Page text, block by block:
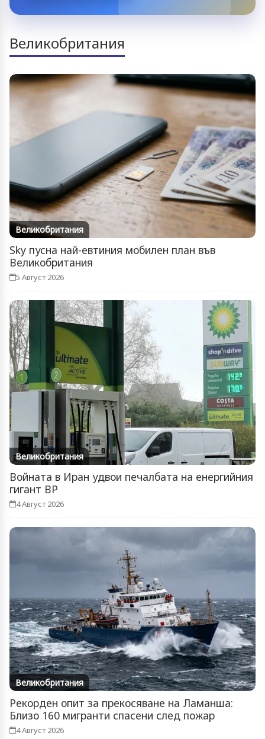
Великобритания
Великобритания
Sky пусна най-евтиния мобилен план във
Великобритания
5 Август 2026
Великобритания
Войната в Иран удвои печалбата на енергийния
гигант BP
4 Август 2026
Великобритания
Рекорден опит за прекосяване на Ламанша:
Близо 160 мигранти спасени след пожар
4 Август 2026